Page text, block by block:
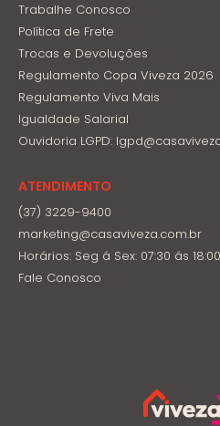
Trabalhe Conosco
Política de Frete
Trocas e Devoluções
Regulamento Copa Viveza 2026
Regulamento Viva Mais
Igualdade Salarial
Ouvidoria LGPD:
ATENDIMENTO
(37) 3229-9400
marketing@casaviveza.com.br
Horários: Seg á Sex: 07:30 ás
Fale Conosco